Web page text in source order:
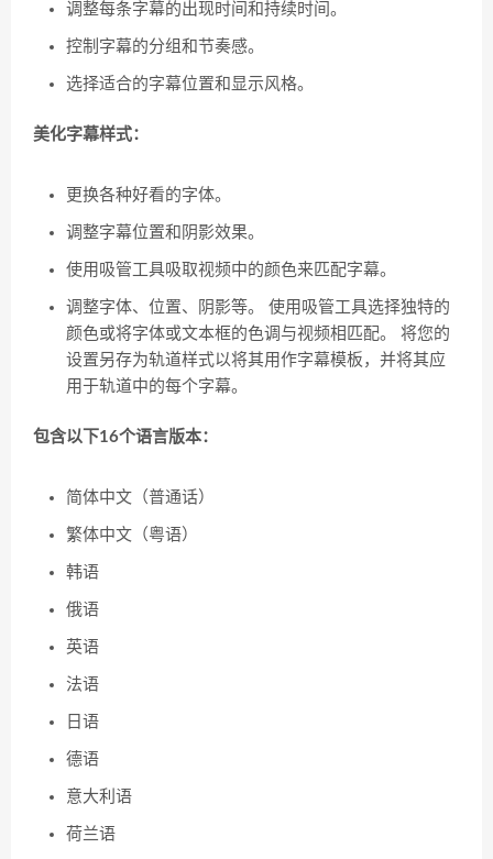
调整每条字幕的出现时间和持续时间。
控制字幕的分组和节奏感。
选择适合的字幕位置和显示风格。
美化字幕样式：
更换各种好看的字体。
调整字幕位置和阴影效果。
使用吸管工具吸取视频中的颜色来匹配字幕。
调整字体、位置、阴影等。 使用吸管工具选择独特的
颜色或将字体或文本框的色调与视频相匹配。 将您的
设置另存为轨道样式以将其用作字幕模板，并将其应
用于轨道中的每个字幕。
包含以下16个语言版本：
简体中文（普通话）
繁体中文（粤语）
韩语
俄语
英语
法语
日语
德语
意大利语
荷兰语